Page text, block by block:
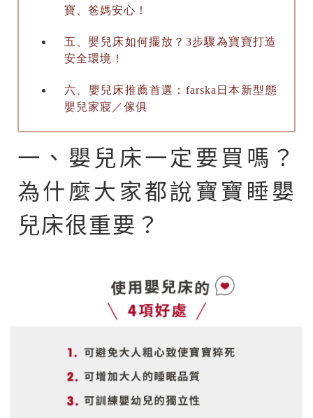
寶、爸媽安心！
五、嬰兒床如何擺放？3步驟為寶寶打造
安全環境！
六、​嬰兒床推薦首選：farska日本新型態
嬰兒家寢／傢俱
一、嬰兒床一定要買嗎？
為什麼大家都說寶寶睡嬰
兒床很重要？